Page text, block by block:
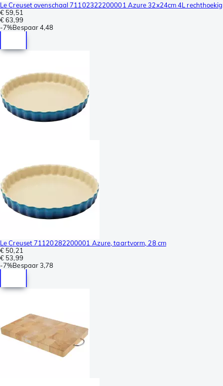
Le Creuset ovenschaal 71102322200001 Azure 32x24cm 4L rechthoekig
€ 59,51
€ 63,99
-7%Bespaar4,48
Le Creuset 71120282200001 Azure, taartvorm, 28 cm
€ 50,21
€ 53,99
-7%Bespaar3,78